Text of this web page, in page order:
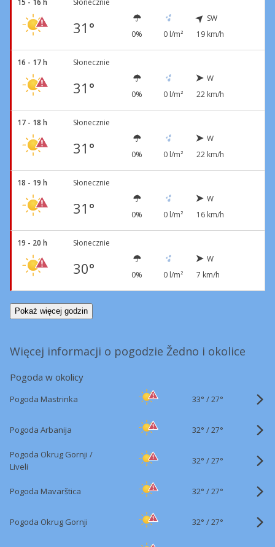
15 - 16 h Słonecznie
31° 0% 0 l/m²
SW
19 km/h
16 - 17 h Słonecznie
31° 0% 0 l/m²
W
22 km/h
17 - 18 h Słonecznie
31° 0% 0 l/m²
W
22 km/h
18 - 19 h Słonecznie
31° 0% 0 l/m²
W
16 km/h
19 - 20 h Słonecznie
30° 0% 0 l/m²
W
7 km/h
Pokaż więcej godzin
Więcej informacji o pogodzie Žedno i okolice
Pogoda w okolicy
Pogoda Mastrinka 33° /27°
Pogoda Arbanija 32° /27°
Pogoda Okrug Gornji /
Liveli
32° /27°
Pogoda Mavarštica 32° /27°
Pogoda Okrug Gornji 32° /27°